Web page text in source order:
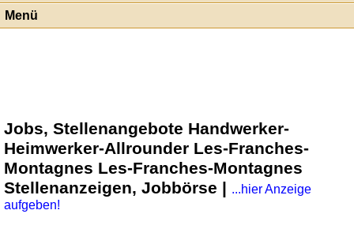
Menü
Jobs, Stellenangebote Handwerker-
Heimwerker-Allrounder Les-Franches-
Montagnes Les-Franches-Montagnes
Stellenanzeigen, Jobbörse | ...hier Anzeige
aufgeben!